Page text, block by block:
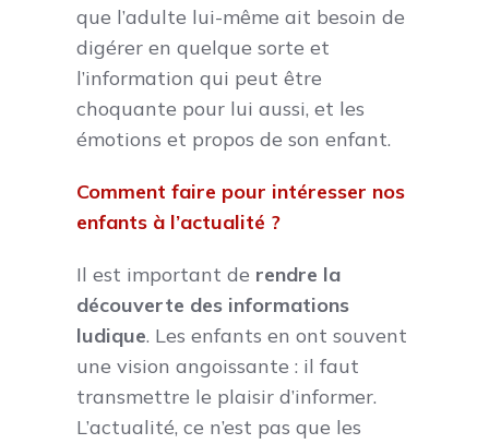
que l’adulte lui-même ait besoin de
digérer en quelque sorte et
l’information qui peut être
choquante pour lui aussi, et les
émotions et propos de son enfant.
Comment faire pour intéresser nos
enfants à l’actualité ?
Il est important de rendre la
découverte des informations
ludique. Les enfants en ont souvent
une vision angoissante : il faut
transmettre le plaisir d’informer.
L’actualité, ce n’est pas que les